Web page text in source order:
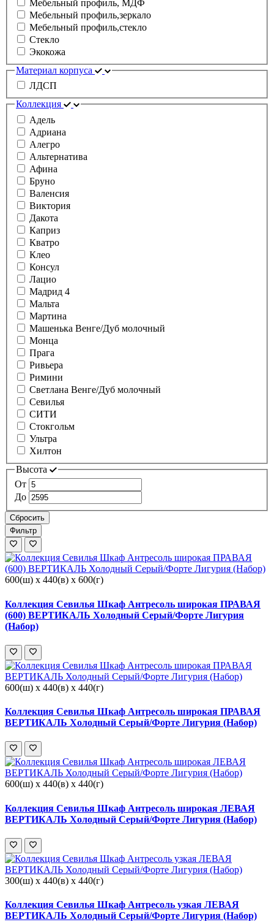
Мебельный профиль, МДФ
Мебельный профиль,зеркало
Мебельный профиль,стекло
Стекло
Экокожа
Материал корпуса
ЛДСП
Коллекция
Адель
Адриана
Алегро
Альтернатива
Афина
Бруно
Валенсия
Виктория
Дакота
Каприз
Кватро
Клео
Консул
Лацио
Мадрид 4
Мальта
Мартина
Машенька Венге/Дуб молочный
Монца
Прага
Ривьера
Римини
Светлана Венге/Дуб молочный
Севилья
СИТИ
Стокгольм
Ультра
Хилтон
Высота
От
До
Сбросить
Фильтр
600(ш) x 440(в) x 600(г)
Коллекция Севилья Шкаф Антресоль широкая ПРАВАЯ
(600) ВЕРТИКАЛЬ Холодный Серый/Форте Лигурия
(Набор)
600(ш) x 440(в) x 440(г)
Коллекция Севилья Шкаф Антресоль широкая ПРАВАЯ
ВЕРТИКАЛЬ Холодный Серый/Форте Лигурия (Набор)
600(ш) x 440(в) x 440(г)
Коллекция Севилья Шкаф Антресоль широкая ЛЕВАЯ
ВЕРТИКАЛЬ Холодный Серый/Форте Лигурия (Набор)
300(ш) x 440(в) x 440(г)
Коллекция Севилья Шкаф Антресоль узкая ЛЕВАЯ
ВЕРТИКАЛЬ Холодный Серый/Форте Лигурия (Набор)